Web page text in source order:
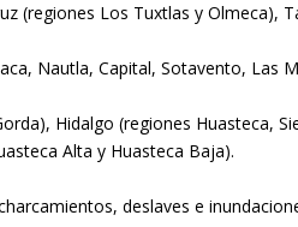
(regiones Los Tuxtlas y Olmeca),
Nautla, Capital, Sotavento, Las
Hidalgo (regiones Huasteca,
Alta y Huasteca Baja).
deslaves e